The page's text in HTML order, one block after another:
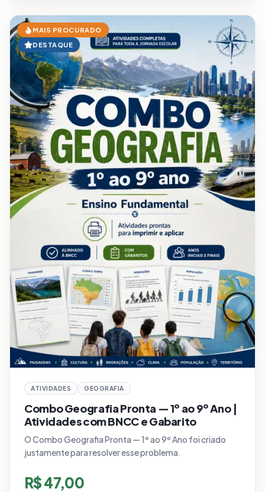
MAIS PROCURADO
DESTAQUE
ATIVIDADES GEOGRAFIA
Combo Geografia Pronta — 1º ao 9º Ano |
Atividades com BNCC e Gabarito
O Combo Geografia Pronta — 1º ao 9º Ano foi criado
justamente para resolver esse problema.
R$47,00